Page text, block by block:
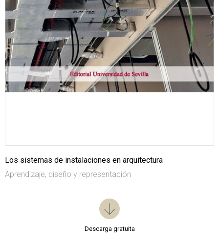
Los sistemas de instalaciones en arquitectura
Aprendizaje, diseño y representación
Descarga gratuita